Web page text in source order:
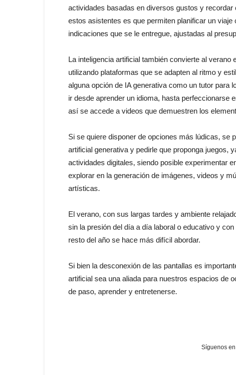
actividades basadas en diversos gustos y
estos asistentes es que permiten planificar un
indicaciones que se le entregue, ajustadas al
La inteligencia artificial también convierte al
utilizando plataformas que se adapten al ritmo y
alguna opción de IA generativa como un tutor para
ir desde aprender un idioma, hasta perfeccionarse
así se accede a videos que demuestren los
Si se quiere disponer de opciones más lúdicas, se
artificial generativa y pedirle que proponga juegos,
actividades digitales, siendo posible experimentar
explorar en la generación de imágenes, videos y
artísticas.
El verano, con sus largas tardes y ambiente
sin la presión del día a día laboral o educativo y
resto del año se hace más difícil abordar.
Si bien la desconexión de las pantallas es
artificial sea una aliada para nuestros espacios de
de paso, aprender y entretenerse.
Síguenos